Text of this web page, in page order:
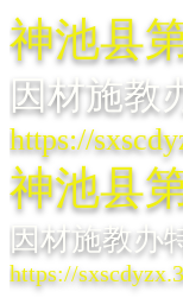
神池县
因材施教
https://
神池县
因材施教办
https://